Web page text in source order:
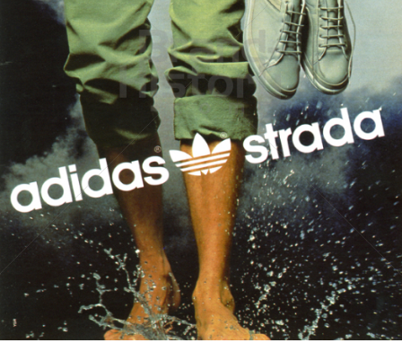
adidas adidas-Salomon AG 1986
Bild-ID: 11953